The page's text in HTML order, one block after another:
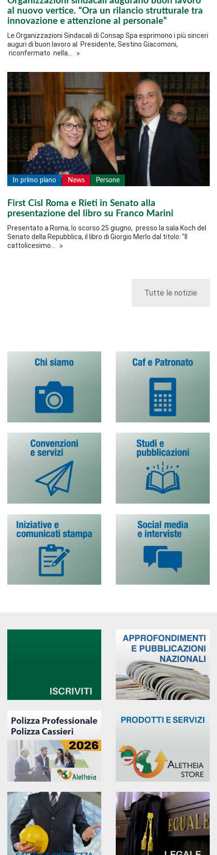
al nuovo vertice. “Ora un rilancio strutturale tra
innovazione e attenzione al personale”
Le Organizzazioni Sindacali di Consap Spa esprimono i più sinceri
auguri di buon lavoro al Presidente, Sestino Giacomoni,
riconfermato nella…
In primo piano News Persone
First Cisl Roma e Rieti in Senato alla
presentazione del libro su Franco Marini
Presentato a Roma, lo scorso 25 giugno, presso la sala Koch del
Senato della Repubblica, il libro di Giorgio Merlo dal titolo: "Il
cattolicesimo…
Tutte le notizie